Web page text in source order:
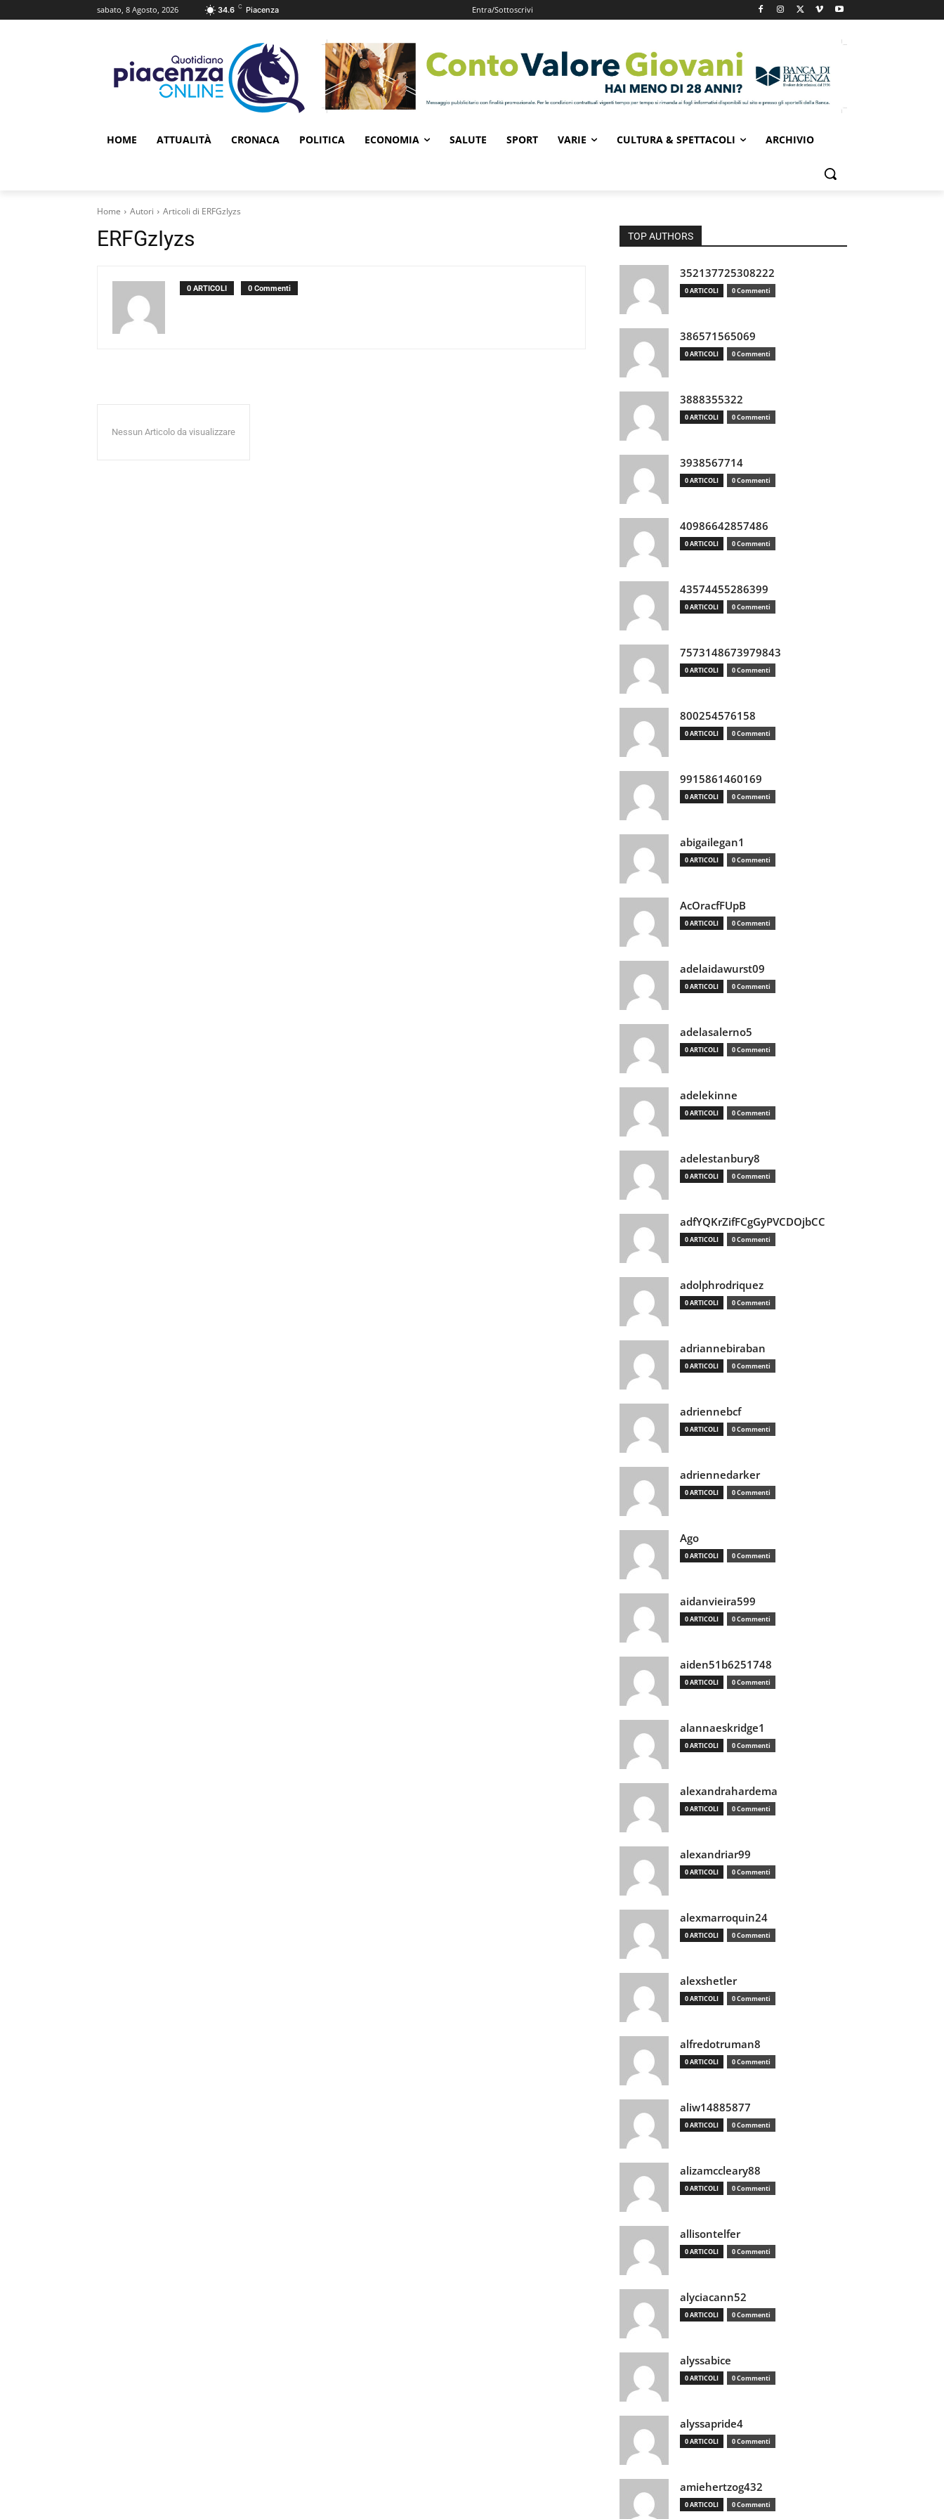
sabato, 8 Agosto, 2026 34.6 C Piacenza Entra/Sottoscrivi
HOME ATTUALITÀ CRONACA POLITICA ECONOMIA SALUTE SPORT VARIE CULTURA & SPETTACOLI ARCHIVIO
Home Autori Articoli di ERFGzIyzs
ERFGzIyzs
0 ARTICOLI 0 Commenti
Nessun Articolo da visualizzare
TOP AUTHORS
352137725308222
0 ARTICOLI 0 Commenti
386571565069
0 ARTICOLI 0 Commenti
3888355322
0 ARTICOLI 0 Commenti
3938567714
0 ARTICOLI 0 Commenti
40986642857486
0 ARTICOLI 0 Commenti
43574455286399
0 ARTICOLI 0 Commenti
7573148673979843
0 ARTICOLI 0 Commenti
800254576158
0 ARTICOLI 0 Commenti
9915861460169
0 ARTICOLI 0 Commenti
abigailegan1
0 ARTICOLI 0 Commenti
AcOracfFUpB
0 ARTICOLI 0 Commenti
adelaidawurst09
0 ARTICOLI 0 Commenti
adelasalerno5
0 ARTICOLI 0 Commenti
adelekinne
0 ARTICOLI 0 Commenti
adelestanbury8
0 ARTICOLI 0 Commenti
adfYQKrZifFCgGyPVCDOjbCC
0 ARTICOLI 0 Commenti
adolphrodriquez
0 ARTICOLI 0 Commenti
adriannebiraban
0 ARTICOLI 0 Commenti
adriennebcf
0 ARTICOLI 0 Commenti
adriennedarker
0 ARTICOLI 0 Commenti
Ago
0 ARTICOLI 0 Commenti
aidanvieira599
0 ARTICOLI 0 Commenti
aiden51b6251748
0 ARTICOLI 0 Commenti
alannaeskridge1
0 ARTICOLI 0 Commenti
alexandrahardema
0 ARTICOLI 0 Commenti
alexandriar99
0 ARTICOLI 0 Commenti
alexmarroquin24
0 ARTICOLI 0 Commenti
alexshetler
0 ARTICOLI 0 Commenti
alfredotruman8
0 ARTICOLI 0 Commenti
aliw14885877
0 ARTICOLI 0 Commenti
alizamccleary88
0 ARTICOLI 0 Commenti
allisontelfer
0 ARTICOLI 0 Commenti
alyciacann52
0 ARTICOLI 0 Commenti
alyssabice
0 ARTICOLI 0 Commenti
alyssapride4
0 ARTICOLI 0 Commenti
amiehertzog432
0 ARTICOLI 0 Commenti